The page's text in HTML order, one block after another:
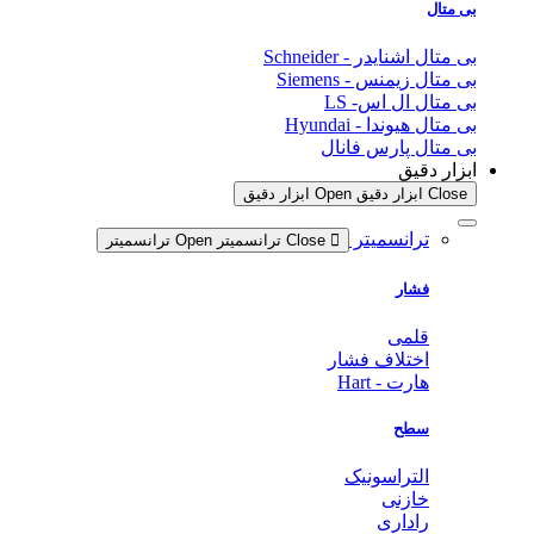
بی متال
بی متال اشنایدر - Schneider
بی متال زیمنس - Siemens
بی متال ال اس- LS
بی متال هیوندا - Hyundai
بی متال پارس فانال
ابزار دقیق
Close ابزار دقیق Open ابزار دقیق
ترانسمیتر Close ترانسمیتر Open ترانسمیتر
فشار
قلمی
اختلاف فشار
هارت - Hart
سطح
التراسونیک
خازنی
راداری